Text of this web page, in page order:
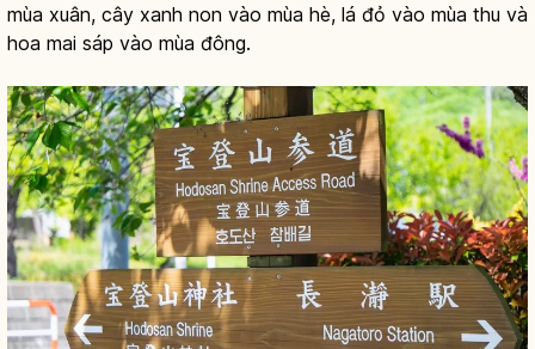
mùa xuân, cây xanh non vào mùa hè, lá đỏ vào mùa thu và
hoa mai sáp vào mùa đông.